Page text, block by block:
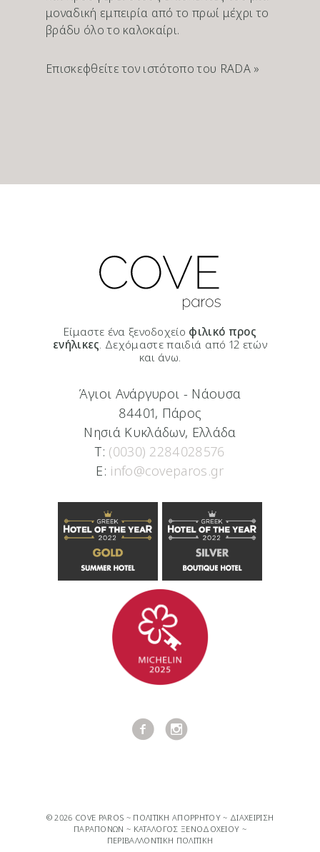
μοναδική εμπειρία από το πρωί μέχρι το
βράδυ όλο το καλοκαίρι.
Επισκεφθείτε τον ιστότοπο του RADA »
Είμαστε ένα ξενοδοχείο φιλικό προς
ενήλικες . Δεχόμαστε παιδιά από 12 ετών
και άνω.
Άγιοι Ανάργυροι - Νάουσα
84401, Πάρος
Νησιά Κυκλάδων, Ελλάδα
T: (0030) 2284028576
E: info@coveparos.gr
© 2026 COVE PAROS ~ ΠΟΛΙΤΙΚΉ ΑΠΟΡΡΉΤΟΥ ~ ΔΙΑΧΕΊΡΙΣΗ
ΠΑΡΑΠΌΝΩΝ ~ ΚΑΤΆΛΟΓΟΣ ΞΕΝΟΔΟΧΕΊΟΥ ~
ΠΕΡΙΒΑΛΛΟΝΤΙΚΉ ΠΟΛΙΤΙΚΉ